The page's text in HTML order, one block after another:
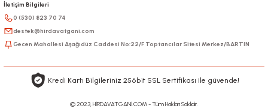
İletişim Bilgileri
0 (530) 823 70 74
destek@hirdavatgani.com
Gecen Mahallesi Aşağıdüz Caddesi No:22/F Toptancılar Sitesi Merkez/BARTIN
Kredi Kartı Bilgileriniz 256bit SSL Sertifikası ile güvende!
© 2023, HİRDAVATGANİ.COM - Tüm Hakları Saklıdır.